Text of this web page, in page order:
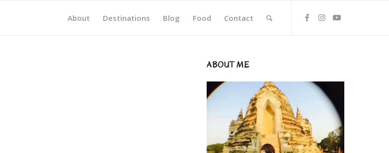
About Destinations Blog Food Contact
ABOUT ME